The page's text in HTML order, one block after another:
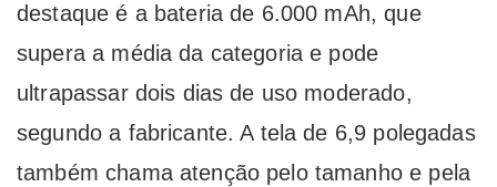
destaque é a bateria de 6.000 mAh, que
supera a média da categoria e pode
ultrapassar dois dias de uso moderado,
segundo a fabricante. A tela de 6,9 polegadas
também chama atenção pelo tamanho e pela